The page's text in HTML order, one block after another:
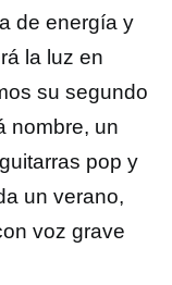
de energía y
la luz en
su segundo
nombre, un
pop y
un verano,
voz grave